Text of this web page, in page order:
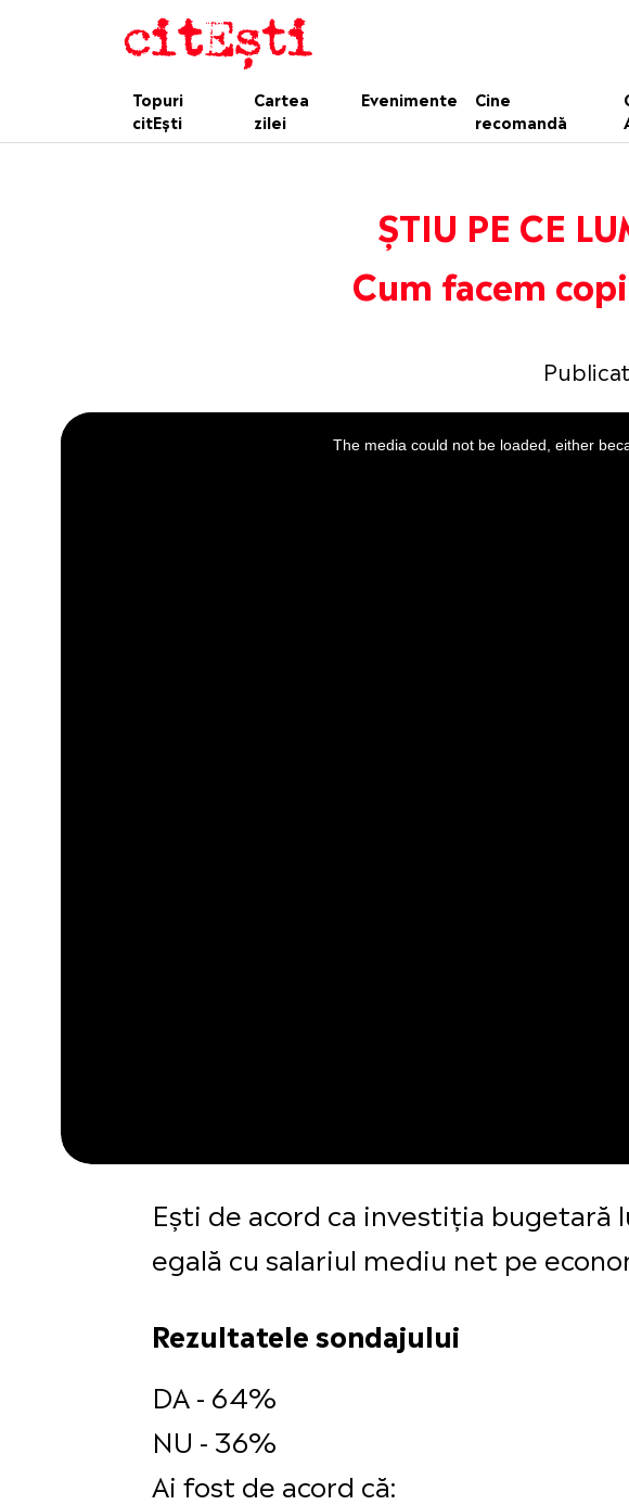
Topuri
citEști
Cartea
zilei
Evenimente
Cine
recomandă
ȘTIU PE CE
Cum facem
This
is
a
The media could not be loaded, either
Ești de acord ca investiția
egală cu salariul mediu net pe
Rezultatele sondajului
DA - 64%
NU - 36%
Ai fost de acord că: